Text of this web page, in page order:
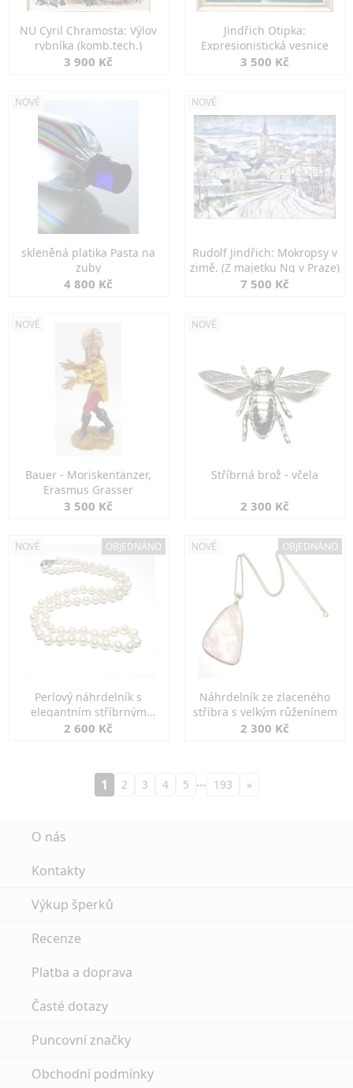
NU Cyril Chramosta: Výlov
rybníka (komb.tech.)
3 900 Kč
Jindřich Otipka:
Expresionistická vesnice
3 500 Kč
NOVÉ
skleněná platika Pasta na
zuby
4 800 Kč
NOVÉ
Rudolf Jindřich: Mokropsy v
zimě. (Z majetku Ng v Praze)
7 500 Kč
NOVÉ
Bauer - Moriskentänzer,
Erasmus Grasser
3 500 Kč
NOVÉ
Stříbrná brož - včela
2 300 Kč
NOVÉ OBJEDNÁNO
Perlový náhrdelník s
elegantním stříbrným
zapínáním
2 600 Kč
NOVÉ OBJEDNÁNO
Náhrdelník ze zlaceného
stříbra s velkým růženínem
2 300 Kč
1 2 3 4 5 … 193 »
O nás
Kontakty
Výkup šperků
Recenze
Platba a doprava
Časté dotazy
Puncovní značky
Obchodní podmínky